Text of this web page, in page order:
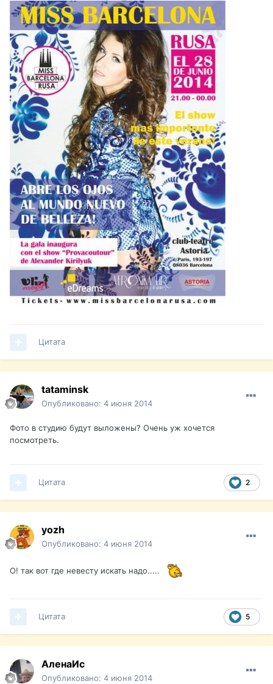
Цитата
tataminsk
Опубликовано: 4 июня 2014
Фото в студию будут выложены? Очень уж хочется
посмотреть.
2
Цитата
yozh
Опубликовано: 4 июня 2014
О! так вот где невесту искать надо.....
5
Цитата
АленаИс
Опубликовано: 4 июня 2014